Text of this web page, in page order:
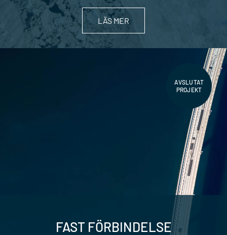
LÄS MER
AVSLUTAT
PROJEKT
FAST FÖRBINDELSE